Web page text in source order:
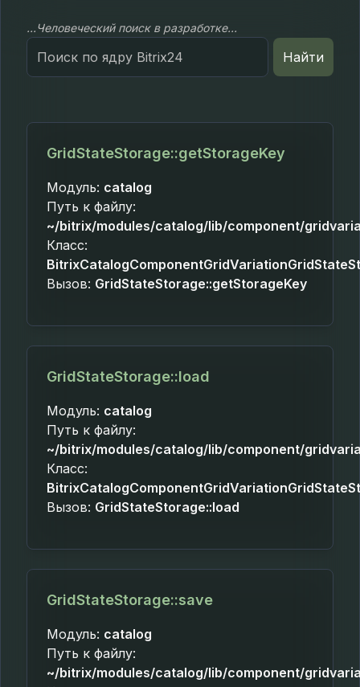
...Человеческий поиск в разработке...
Search
for:
Найти
GridStateStorage::getStorageKey
Модуль: catalog
Путь к файлу:
~/bitrix/modules/catalog/lib/component/
Класс:
Вызов: GridStateStorage::getStorageKey
GridStateStorage::load
Модуль: catalog
Путь к файлу:
~/bitrix/modules/catalog/lib/component/
Класс:
Вызов: GridStateStorage::load
GridStateStorage::save
Модуль: catalog
Путь к файлу:
~/bitrix/modules/catalog/lib/component/